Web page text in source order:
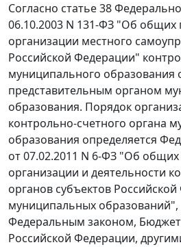
Согласно статье 38
06.10.2003 N 131-ФЗ "Об общих
организации местного
Российской Федерации"
муниципального образования
представительным органом
образования. Порядок
контрольно-счетного органа
образования определяется
от 07.02.2011 N 6-ФЗ "Об
организации и деятельности
органов субъектов
муниципальных
Федеральным законом,
Российской Федерации,